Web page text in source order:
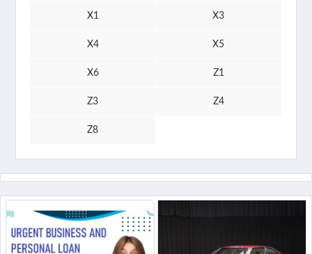
X1 X3
X4 X5
X6 Z1
Z3 Z4
Z8